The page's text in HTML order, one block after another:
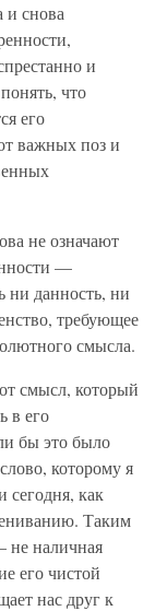
и снова
и
что
его
важных поз и
не означают
—
ни данность, ни
требующее
смысла.
смысл, который
в его
бы это было
которому я
сегодня, как
Таким
не наличная
его чистой
нас друг к